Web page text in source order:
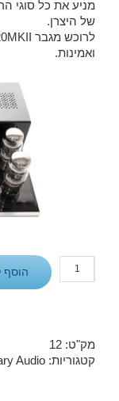
מניע את כל סוגי
של היצרן.
ואמינות.
כמות
של
II
הוסף
מק"ט: 12
קטגוריות: Audio